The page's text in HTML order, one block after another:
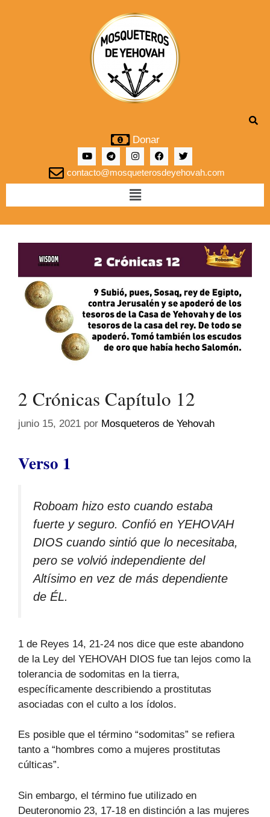
Donar
contacto@mosqueterosdeyehovah.com
2 Crónicas Capítulo 12
junio 15, 2021 por Mosqueteros de Yehovah
Verso 1
Roboam hizo esto cuando estaba
fuerte y seguro. Confió en YEHOVAH
DIOS cuando sintió que lo necesitaba,
pero se volvió independiente del
Altísimo en vez de más dependiente
de ÉL.
1 de Reyes 14, 21-24 nos dice que este abandono
de la Ley del YEHOVAH DIOS fue tan lejos como la
tolerancia de sodomitas en la tierra,
específicamente describiendo a prostitutas
asociadas con el culto a los ídolos.
Es posible que el término “sodomitas” se refiera
tanto a “hombres como a mujeres prostitutas
cúlticas”.
Sin embargo, el término fue utilizado en
Deuteronomio 23, 17-18 en distinción a las mujeres